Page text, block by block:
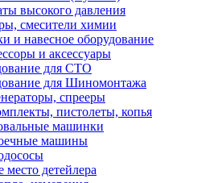
высокого давления
смесители химии
и навесное оборудование
и аксессуары
для СТО
для Шиномонтажа
спрееры
пистолеты, копья
машинки
машины
место детейлера